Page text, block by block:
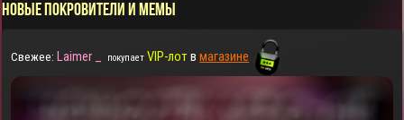
НОВЫЕ ПОКРОВИТЕЛИ И МЕМЫ
Свежее: Laimer _ покупает VIP-лотвмагазине